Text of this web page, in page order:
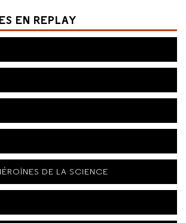
EN REPLAY
DE LA SCIENCE